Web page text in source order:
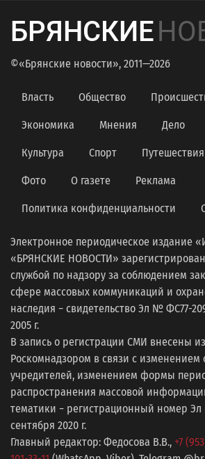
БРЯНСКИЕ
©«Брянские новости», 2011—2026
Власть Общество
Экономика Мнения Дело
Культура Спорт Путешествия
Фото О газете Реклама
Политика конфиденциальности
Электронное периодическое издание
«БРЯНСКИЕ НОВОСТИ»
службой по надзору за соблюдением
сфере массовых коммуникаций и
наследия − свидетельство Эл № ФС77-
2005 г.
В запись о регистрации СМИ внесены
Роскомнадзором в связи с изменением
учредителей, изменением формы
распространения массовой
тематики − регистрационный номер Эл
сентября 2020 г.
Главный редактор: Федосова В.В., +7